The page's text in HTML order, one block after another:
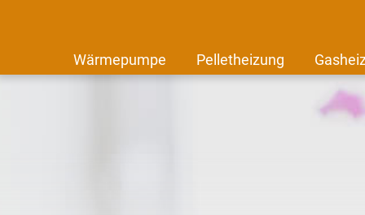
Wärmepumpe Pelletheizung